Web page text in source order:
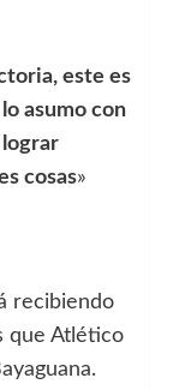
este es
asumo con
lograr
cosas»
recibiendo
que Atlético